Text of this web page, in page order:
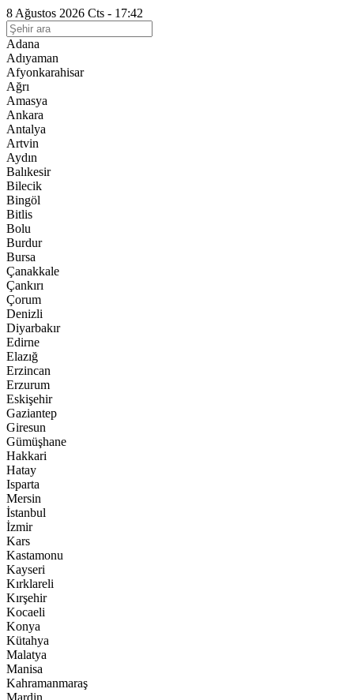
8 Ağustos 2026 Cts - 17:42
Adana
Adıyaman
Afyonkarahisar
Ağrı
Amasya
Ankara
Antalya
Artvin
Aydın
Balıkesir
Bilecik
Bingöl
Bitlis
Bolu
Burdur
Bursa
Çanakkale
Çankırı
Çorum
Denizli
Diyarbakır
Edirne
Elazığ
Erzincan
Erzurum
Eskişehir
Gaziantep
Giresun
Gümüşhane
Hakkari
Hatay
Isparta
Mersin
İstanbul
İzmir
Kars
Kastamonu
Kayseri
Kırklareli
Kırşehir
Kocaeli
Konya
Kütahya
Malatya
Manisa
Kahramanmaraş
Mardin